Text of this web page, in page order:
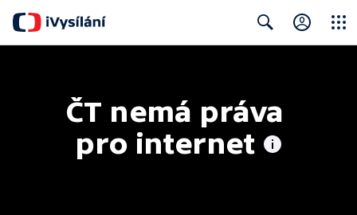
ČT nemá práva
pro internet